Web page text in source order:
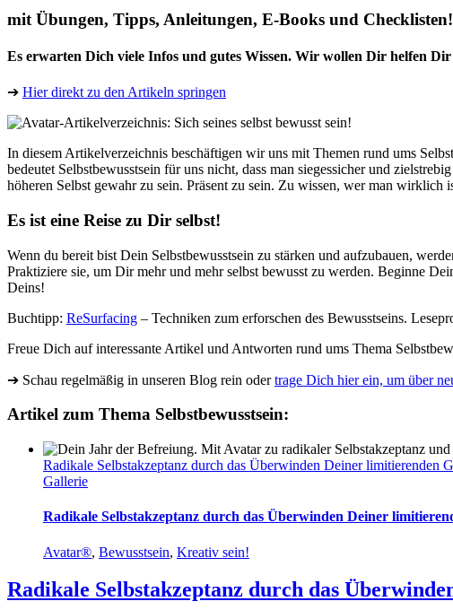
mit Übungen, Tipps, Anleitungen, E-Books und Checklisten!
Es erwarten Dich viele Infos und gutes Wissen. Wir wollen Dir helfen Dir
➔ Hier direkt zu den Artikeln springen
In diesem Artikelverzeichnis beschäftigen wir uns mit Themen rund ums
bedeutet Selbstbewusstsein für uns nicht, dass man siegessicher und
höheren Selbst gewahr zu sein. Präsent zu sein. Zu wissen, wer man wirklich
Es ist eine Reise zu Dir selbst!
Wenn du bereit bist Dein Selbstbewusstsein zu stärken und aufzubauen,
Praktiziere sie, um Dir mehr und mehr selbst bewusst zu werden. Beginne
Deins!
Buchtipp: ReSurfacing – Techniken zum erforschen des Bewusstseins.
Freue Dich auf interessante Artikel und Antworten rund ums Thema
➔ Schau regelmäßig in unseren Blog rein odertrage Dich hier ein, um über
Artikel zum Thema Selbstbewusstsein:
Radikale Selbstakzeptanz durch das Überwinden Deiner limitierenden
Gallerie
Radikale Selbstakzeptanz durch das Überwinden Deiner
Avatar®, Bewusstsein, Kreativ sein!
Radikale Selbstakzeptanz durch das